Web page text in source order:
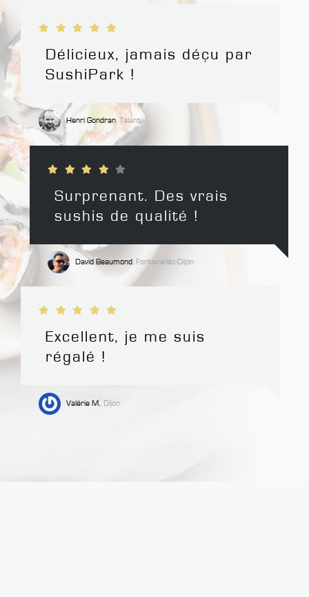
Délicieux, jamais déçu par
SushiPark !
Henri Gondran, Talant
Surprenant. Des vrais
sushis de qualité !
David Beaumond , Fontaine-lès-Dijon
Excellent, je me suis
régalé !
Valérie M. , Dijon